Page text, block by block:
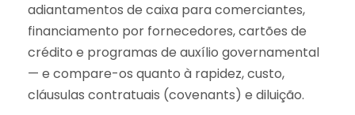
adiantamentos de caixa para comerciantes,
financiamento por fornecedores, cartões de
crédito e programas de auxílio governamental
— e compare-os quanto à rapidez, custo,
cláusulas contratuais (covenants) e diluição.